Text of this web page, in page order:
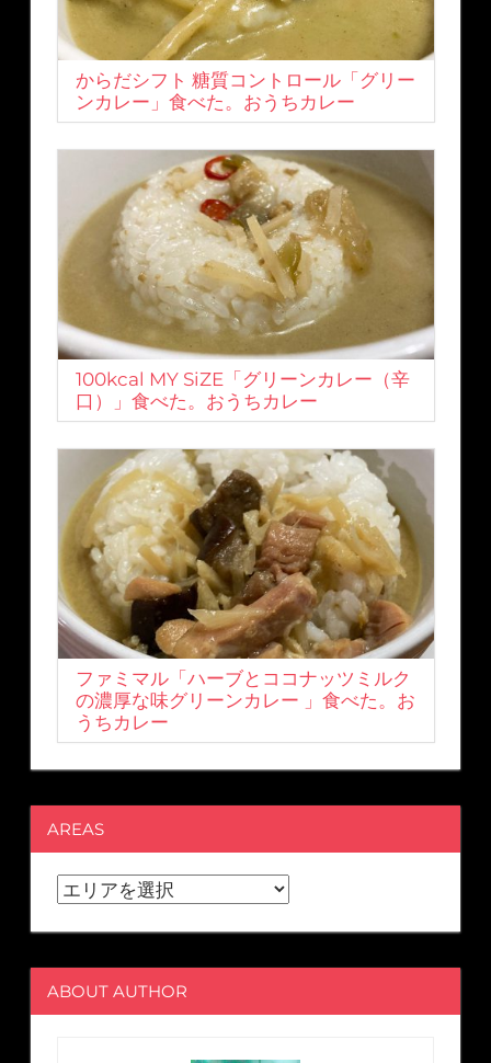
からだシフト 糖質コントロール「グリー
ンカレー」食べた。おうちカレー
100kcal MY SiZE「グリーンカレー（辛
口）」食べた。おうちカレー
ファミマル「ハーブとココナッツミルク
の濃厚な味グリーンカレー 」食べた。お
うちカレー
AREAS
ABOUT AUTHOR